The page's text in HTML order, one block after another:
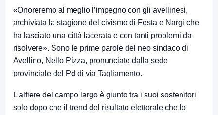
«Onoreremo al meglio l’impegno con gli avellinesi,
archiviata la stagione del civismo di Festa e Nargi che
ha lasciato una città lacerata e con tanti problemi da
risolvere». Sono le prime parole del neo sindaco di
Avellino, Nello Pizza, pronunciate dalla sede
provinciale del Pd di via Tagliamento.
L’alfiere del campo largo è giunto tra i suoi sostenitori
solo dopo che il trend del risultato elettorale che lo